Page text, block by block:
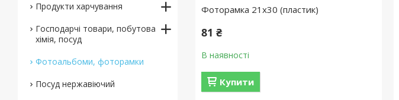
Фоторамка 21х30 (пластик)
81 ₴
В наявності
Купити
Продукти харчування
Господарчі товари, побутова
хімія, посуд
Фотоальбоми, фоторамки
Посуд нержавіючий